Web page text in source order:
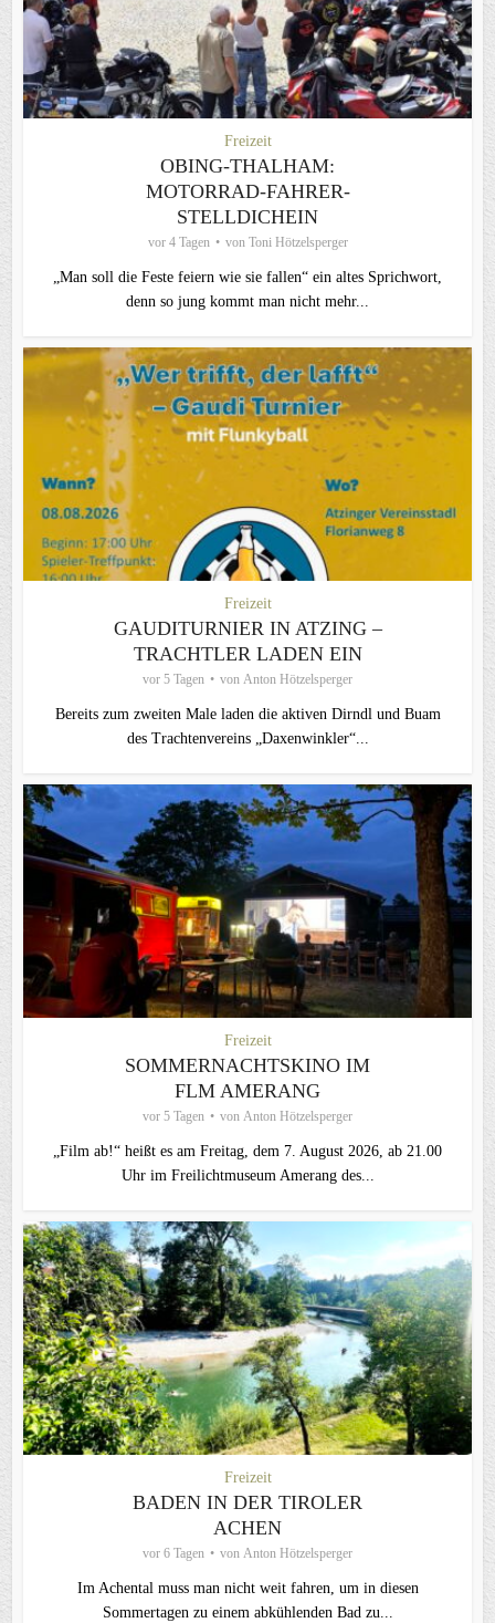
Freizeit
OBING-THALHAM:
MOTORRAD-FAHRER-
STELLDICHEIN
vor 4 Tagen von Toni Hötzelsperger
„Man soll die Feste feiern wie sie fallen“ ein altes Sprichwort,
denn so jung kommt man nicht mehr...
Freizeit
GAUDITURNIER IN ATZING –
TRACHTLER LADEN EIN
vor 5 Tagen von Anton Hötzelsperger
Bereits zum zweiten Male laden die aktiven Dirndl und Buam
des Trachtenvereins „Daxenwinkler“...
Freizeit
SOMMERNACHTSKINO IM
FLM AMERANG
vor 5 Tagen von Anton Hötzelsperger
„Film ab!“ heißt es am Freitag, dem 7. August 2026, ab 21.00
Uhr im Freilichtmuseum Amerang des...
Freizeit
BADEN IN DER TIROLER
ACHEN
vor 6 Tagen von Anton Hötzelsperger
Im Achental muss man nicht weit fahren, um in diesen
Sommertagen zu einem abkühlenden Bad zu...